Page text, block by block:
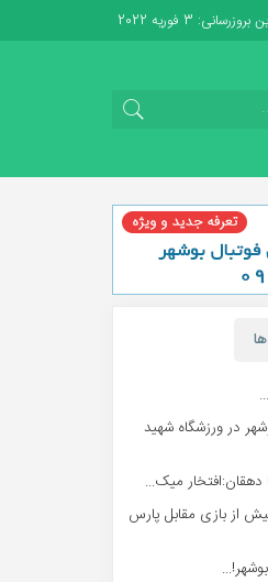
3 فوریه 2022
در ورزشگاه شهید
دهقان:افتخار میک...
از بازی مقابل پارس